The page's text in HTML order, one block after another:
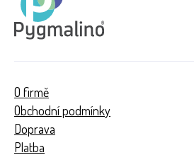
O firmě
Obchodní podmínky
Doprava
Platba